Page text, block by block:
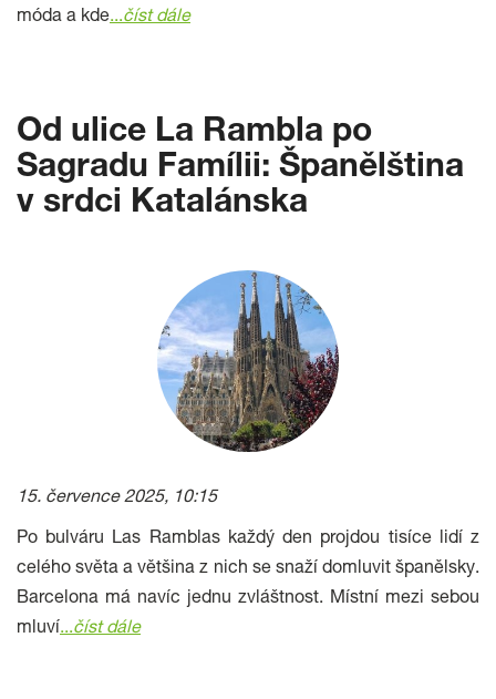
móda a kde...číst dále
Od ulice La Rambla po
Sagradu Famílii: Španělština
v srdci Katalánska
15. července 2025, 10:15
Po bulváru Las Ramblas každý den projdou tisíce lidí z
celého světa a většina z nich se snaží domluvit španělsky.
Barcelona má navíc jednu zvláštnost. Místní mezi sebou
mluví...číst dále